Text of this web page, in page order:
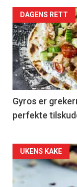
DAGENS RETT
Gyros er
perfekte
Forsiden
akkurat
UKENS KAKE